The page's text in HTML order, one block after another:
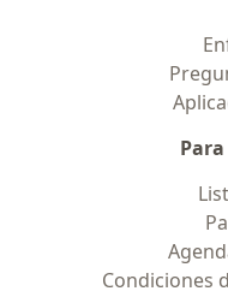
Condiciones